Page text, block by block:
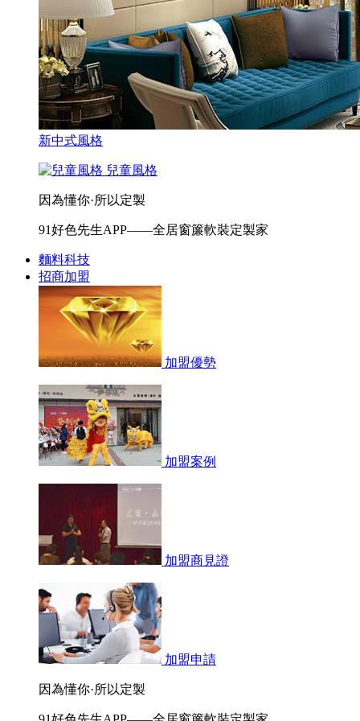
新中式風格
兒童風格
因為懂你·所以定製
91好色先生APP——全居窗簾軟裝定製家
麵料科技
招商加盟
加盟優勢
加盟案例
加盟商見證
加盟申請
因為懂你·所以定製